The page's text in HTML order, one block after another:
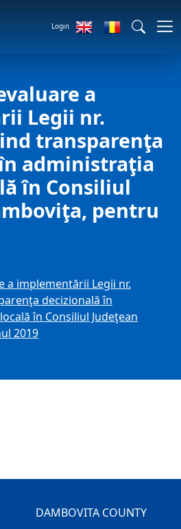
Login
a
Legii nr.
transparenţa
administraţia
în Consiliul
pentru
a implementării Legii nr.
decizională în
în Consiliul Judeţean
2019
DAMBOVITA COUNTY